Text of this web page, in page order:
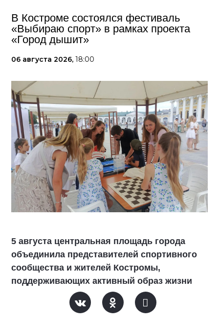
В Костроме состоялся фестиваль
«Выбираю спорт» в рамках проекта
«Город дышит»
06 августа 2026, 18:00
5 августа центральная площадь города
объединила представителей спортивного
сообщества и жителей Костромы,
поддерживающих активный образ жизни